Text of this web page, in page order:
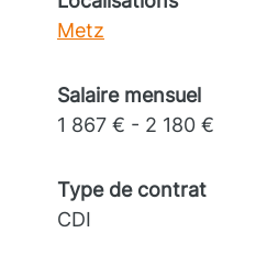
Metz
Salaire mensuel
1 867 € - 2 180 €
Type de contrat
CDI